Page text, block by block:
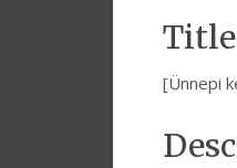
Title
[Ünnepi